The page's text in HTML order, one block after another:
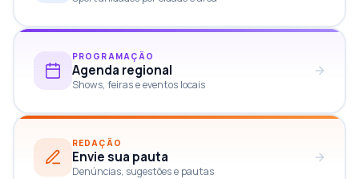
PROGRAMAÇÃO
Agenda regional
Shows, feiras e eventos locais
REDAÇÃO
Envie sua pauta
Denúncias, sugestões e pautas